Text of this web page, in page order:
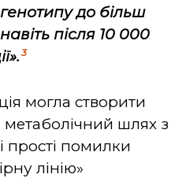
до більш
після 10 000
3
могла створити
метаболічний шлях з
прості помилки
лінію»